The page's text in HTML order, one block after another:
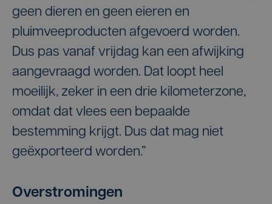
geen dieren en geen eieren en
pluimveeproducten afgevoerd worden.
Dus pas vanaf vrijdag kan een afwijking
aangevraagd worden. Dat loopt heel
moeilijk, zeker in een drie kilometerzone,
omdat dat vlees een bepaalde
bestemming krijgt. Dus dat mag niet
geëxporteerd worden.”
Overstromingen